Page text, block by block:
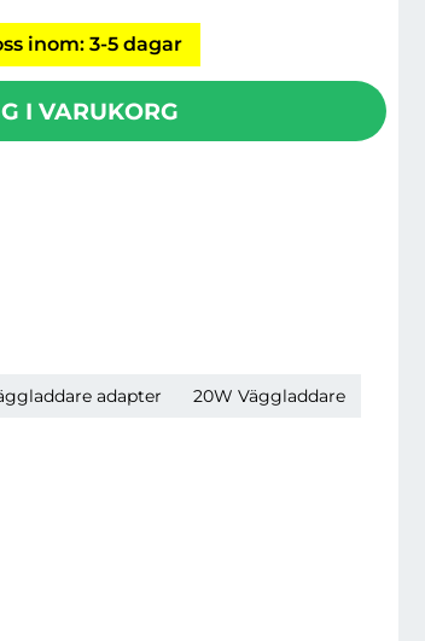
inom: 3-5 dagar
I VARUKORG
adapter
20W Väggladdare